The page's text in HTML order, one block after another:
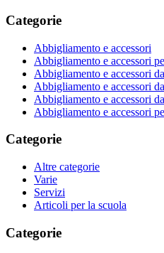
Categorie
Abbigliamento e accessori
Abbigliamento e accessori
Abbigliamento e accessori
Abbigliamento e accessori
Abbigliamento e accessori
Abbigliamento e accessori
Categorie
Altre categorie
Varie
Servizi
Articoli per la scuola
Categorie